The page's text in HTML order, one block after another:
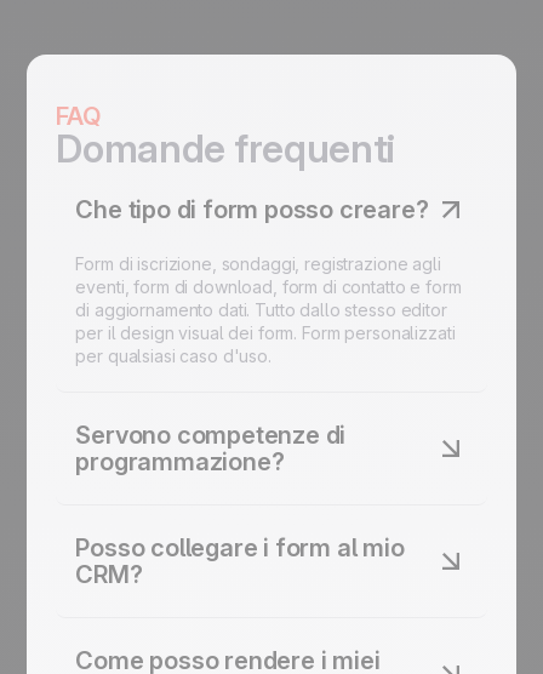
FAQ
Domande frequenti
Che tipo di form posso creare?
Form di iscrizione, sondaggi, registrazione agli
eventi, form di download, form di contatto e form
di aggiornamento dati. Tutto dallo stesso editor
per il design visual dei form. Form personalizzati
per qualsiasi caso d'uso.
Servono competenze di
programmazione?
scegli il tuo layout e pubblica. I form per il
marketing possono essere lanciati in pochi minuti
senza codice.
Posso collegare i form al mio
CRM?
può attivare workflows automatizzati.
Come posso rendere i miei